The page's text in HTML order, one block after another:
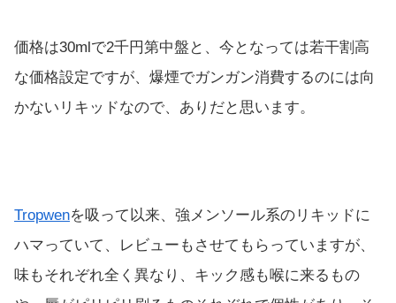
価格は30mlで2千円第中盤と、今となっては若干割高
な価格設定ですが、爆煙でガンガン消費するのには向
かないリキッドなので、ありだと思います。
Tropwenを吸って以来、強メンソール系のリキッドに
ハマっていて、レビューもさせてもらっていますが、
味もそれぞれ全く異なり、キック感も喉に来るもの